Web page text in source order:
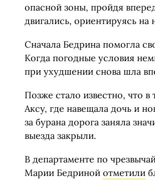
опасной зоны, пройдя
двигались, ориентируясь на
Сначала Бедрина помогла
Когда погодные условия
при ухудшении снова шла
Позже стало известно, что
Аксу, где навещала дочь и
за бурана дорога заняла
выезда закрыли.
В департаменте по
Марии Бедриной отметили